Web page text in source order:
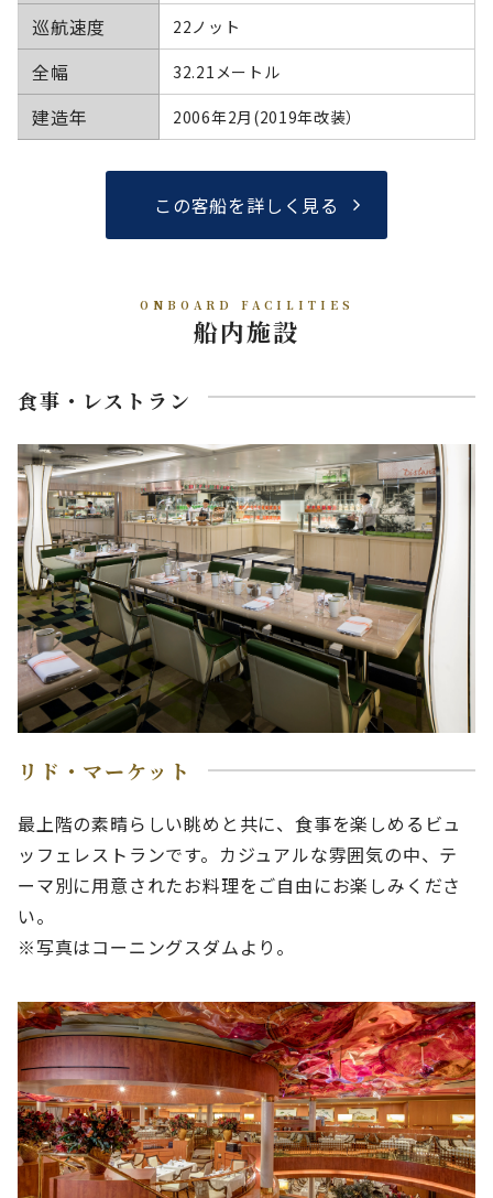
巡航速度 22ノット
全幅 32.21メートル
建造年 2006年2月(2019年改装）
この客船を詳しく見る
ONBOARD FACILITIES
船内施設
食事・レストラン
リド・マーケット
最上階の素晴らしい眺めと共に、食事を楽しめるビュ
ッフェレストランです。カジュアルな雰囲気の中、テ
ーマ別に用意されたお料理をご自由にお楽しみくださ
い。
※写真はコーニングスダムより。